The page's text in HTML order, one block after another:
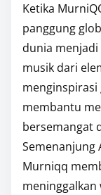
Ketika
panggung
dunia
musik dari
membantu
bersemangat
Semenanjung
Murniqq